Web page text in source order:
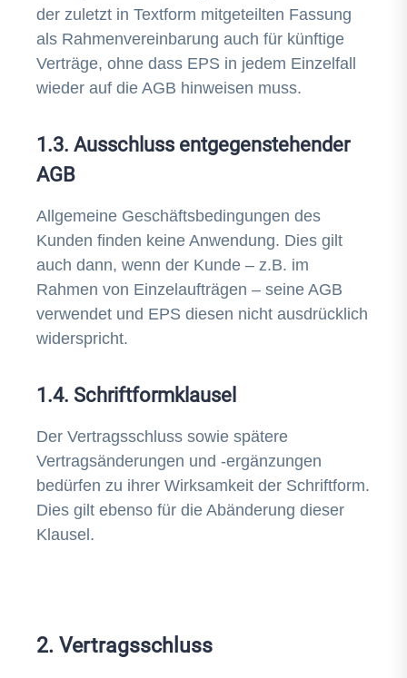
der zuletzt in Textform mitgeteilten Fassung
als Rahmenvereinbarung auch für künftige
Verträge, ohne dass EPS in jedem Einzelfall
wieder auf die AGB hinweisen muss.
1.3. Ausschluss entgegenstehender
AGB
Allgemeine Geschäftsbedingungen des
Kunden finden keine Anwendung. Dies gilt
auch dann, wenn der Kunde – z.B. im
Rahmen von Einzelaufträgen – seine AGB
verwendet und EPS diesen nicht ausdrücklich
widerspricht.
1.4. Schriftformklausel
Der Vertragsschluss sowie spätere
Vertragsänderungen und -ergänzungen
bedürfen zu ihrer Wirksamkeit der Schriftform.
Dies gilt ebenso für die Abänderung dieser
Klausel.
2. Vertragsschluss